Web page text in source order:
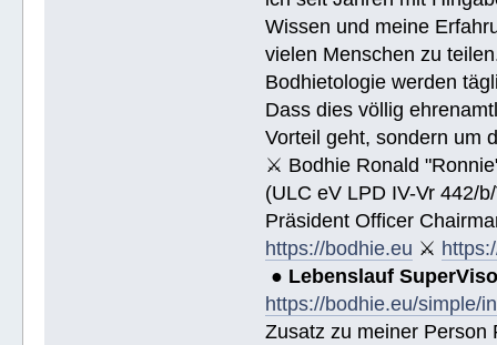
Wissen und meine
vielen Menschen zu
Bodhietologie werden
Dass dies völlig
Vorteil geht, sondern um
⚔ Bodhie Ronald
(ULC eV LPD IV-Vr 442/
Präsident Officer
https://bodhie.eu ⚔
● Lebenslauf
https://bodhie.eu/simple/
Zusatz zu meiner Person